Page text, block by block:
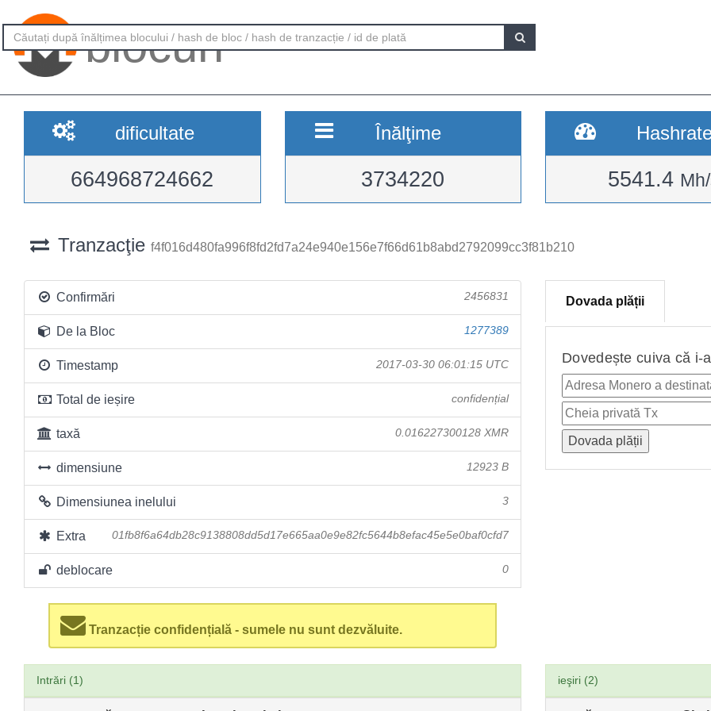
blocuri
dificultate
664968724662
Înălţime
3734220 5541.4
Tranzacţie f4f016d480fa996f8fd2fd7a24e940e156e7f66d61b8abd2792099cc3f81b210
Confirmări 2456831
De la Bloc 1277389
Timestamp 2017-03-30 06:01:15 UTC
Total de ieșire confidențial
taxă 0.016227300128 XMR
dimensiune 12923 B
Dimensiunea inelului 3
Extra 01fb8f6a64db28c9138808dd5d17e665aa0e9e82fc5644b8efac45e5e0baf0cfd7
deblocare 0
Tranzacție confidențială - sumele nu sunt dezvăluite.
Dovada plății
Dovedește cuiva că i-
Intrări (1) ieşiri (2)